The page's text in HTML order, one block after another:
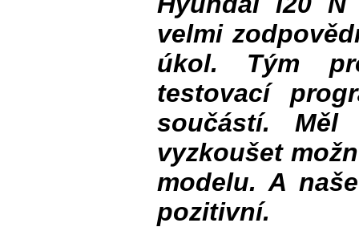
velmi
úkol. Tým
testovací
součástí. Měl
vyzkoušet
modelu. A
pozitivní.